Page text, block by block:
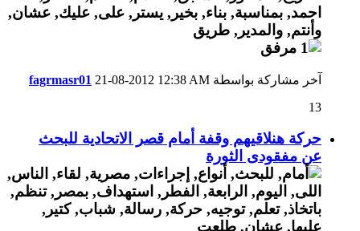
آخر مشاركة بواسطة fagrmasr01 21-08-2012 12:38 AM
13
حركة هنلاقيهم وقفة أمام قصر الاتحادية للبحث
عن مفقودى الثورة